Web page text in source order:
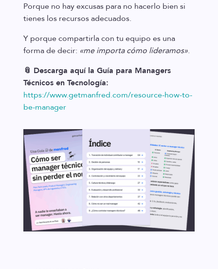
Porque no hay excusas para no hacerlo bien si
tienes los recursos adecuados.
Y porque compartirla con tu equipo es una
forma de decir: «me importa cómo lideramos».
📎 Descarga aquí la Guía para Managers
Técnicos en Tecnología:
https://www.getmanfred.com/resource-how-to-
be-manager